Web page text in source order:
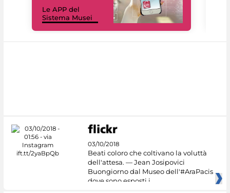
Le APP del
Sistema Musei
03/10/2018
Beati coloro che coltivano la voluttà
dell'attesa. — Jean Josipovici
Buongiorno dal Museo dell'#AraPacis
dove sono esposti i